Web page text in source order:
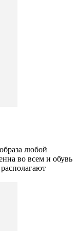
любой
во всем и обувь